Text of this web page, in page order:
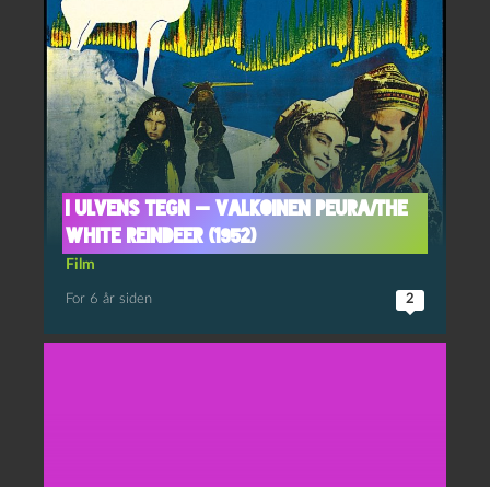
I ulvens tegn — Valkoinen Peura/The
White Reindeer (1952)
Film
For 6 år siden 2